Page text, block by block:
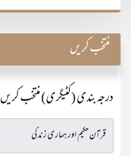
منتخب کریں
درجہ بندی (کٹیگری) منتخب کریں